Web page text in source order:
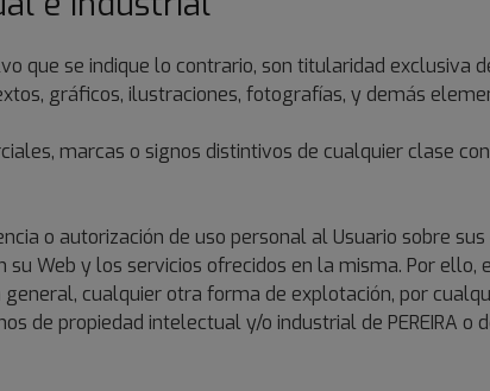
que se indique lo contrario, son titularidad exclusiva
gráficos, ilustraciones, fotografías, y demás
marcas o signos distintivos de cualquier clase
o autorización de uso personal al Usuario sobre
Web y los servicios ofrecidos en la misma. Por ello,
cualquier otra forma de explotación, por
de propiedad intelectual y/o industrial de PEREIRA o